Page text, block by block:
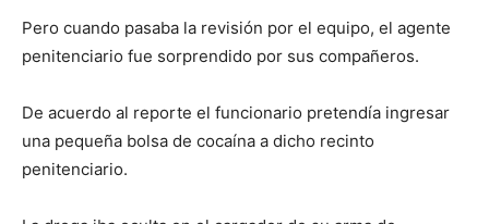
Pero cuando pasaba la revisión por el equipo, el agente
penitenciario fue sorprendido por sus compañeros.
De acuerdo al reporte el funcionario pretendía ingresar
una pequeña bolsa de cocaína a dicho recinto
penitenciario.